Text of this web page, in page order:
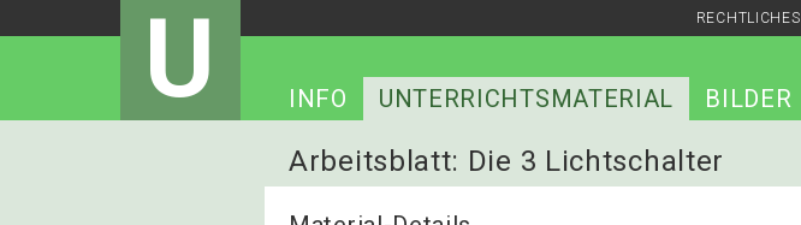
RECHTLICHES
U INFO UNTERRICHTSMATERIAL BILDER
Arbeitsblatt: Die 3 Lichtschalter